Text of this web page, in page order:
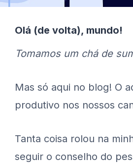
Olá (de volta), mundo!
Tomamos um chá de
Mas só aqui no blog! O
produtivo nos nossos
Tanta coisa rolou na
seguir o conselho do